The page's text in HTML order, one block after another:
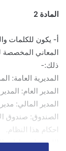
المادة 2
أ- يكون للكلمات
المعاني المخصصة
ذلك:-
المديرية العامة:
المدير العام:
المدير المالي:
الصندوق: صندوق
احكام هذا النظام.
اللجنة: لجنة